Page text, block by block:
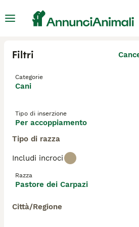
Filtri
Categorie
Cani
Tipo di inserzione
Per accoppiamento
Tipo di razza
Includi incroci
Razza
Pastore dei Carpazi
Città/Regione